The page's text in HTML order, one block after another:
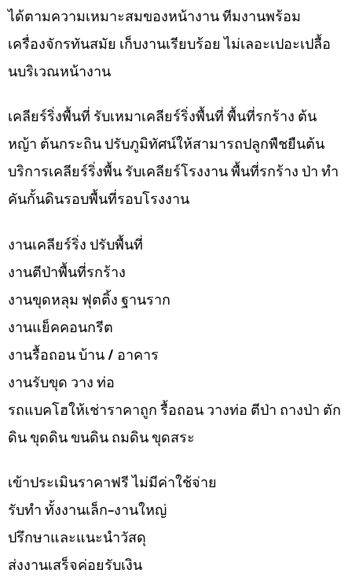
ได้ตามความเหมาะสมของหน้างาน ทีมงานพร้อม
เครื่องจักรทันสมัย เก็บงานเรียบร้อย ไม่เลอะเปอะเปลื้อ
นบริเวณหน้างาน
เคลียร์ริ่งพื้นที่ รับเหมาเคลียร์ริ่งพื้นที่ พื้นที่รกร้าง ต้น
หญ้า ต้นกระถิน ปรับภูมิทัศน์ให้สามารถปลูกพืชยืนต้น
บริการเคลียร์ริ่งพื้น รับเคลียร์โรงงาน พื้นที่รกร้าง ป่า ทำ
คันกั้นดินรอบพื้นที่รอบโรงงาน
งานเคลียร์ริ่ง ปรับพื้นที่
งานตีป่าพื้นที่รกร้าง
งานขุดหลุม ฟุตติ้ง ฐานราก
งานแย็คคอนกรีต
งานรื้อถอน บ้าน / อาคาร
งานรับขุด วาง ท่อ
รถแบคโฮให้เช่าราคาถูก รื้อถอน วางท่อ ตีป่า ถางป่า ตัก
ดิน ขุดดิน ขนดิน ถมดิน ขุดสระ
เข้าประเมินราคาฟรี ไม่มีค่าใช้จ่าย
รับทำ ทั้งงานเล็ก-งานใหญ่
ปรึกษาและแนะนำวัสดุ
ส่งงานเสร็จค่อยรับเงิน